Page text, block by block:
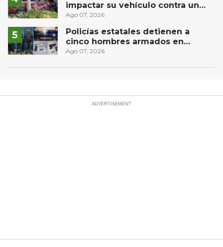
impactar su vehículo contra un
muro en Huimilpan
Ago 07, 2026
Policías estatales detienen a
cinco hombres armados en
Puebla capital
Ago 07, 2026